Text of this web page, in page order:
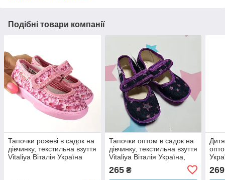
Подібні товари компанії
Тапочки рожеві в садок на
дівчинку, текстильна взуття
Vitaliya Віталія Україна
Тапочки оптом в садок на
дівчинку, текстильна взуття
Vitaliya Віталія Україна,
265₴ 269